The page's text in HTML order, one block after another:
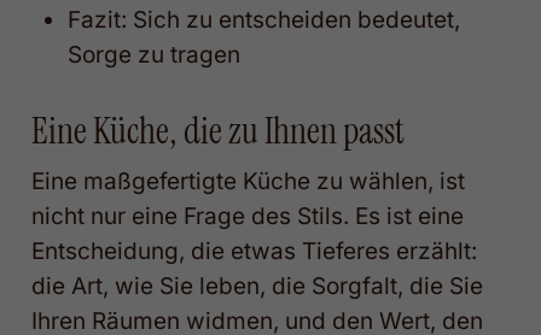
Fazit: Sich zu entscheiden bedeutet,
Sorge zu tragen
Eine Küche, die zu Ihnen passt
Eine maßgefertigte Küche zu wählen, ist
nicht nur eine Frage des Stils. Es ist eine
Entscheidung, die etwas Tieferes erzählt:
die Art, wie Sie leben, die Sorgfalt, die Sie
Ihren Räumen widmen, und den Wert, den